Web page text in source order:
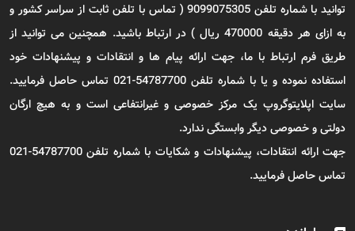
توانید با شماره تلفن 9099075305 ( تماس با تلفن ثابت از سراسر کشور و
به ازای هر دقیقه 470000 ریال ) در ارتباط باشید. همچنین می توانید از
طریق فرم ارتباط با ما، جهت ارائه پیام ها و انتقادات و پیشنهادات خود
استفاده نموده و یا با شماره تلفن 54787700-021 تماس حاصل فرمایید.
سایت اپلایتوگروپ یک مرکز خصوصی و غیرانتفاعی است و به هیچ ارگان
دولتی و خصوصی دیگر وابستگی ندارد.
جهت ارائه انتقادات، پیشنهادات و شکایات با شماره تلفن 54787700-021
تماس حاصل فرمایید.